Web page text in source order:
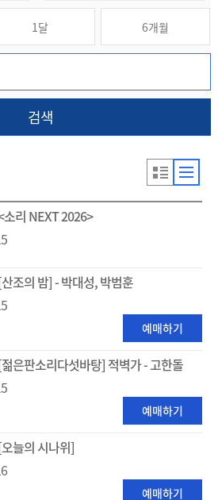
1달 6개월
검색
리 NEXT 2026>
조의 밤] - 박대성, 박범훈
예매하기
은판소리다섯바탕] 적벽가 - 고한돌
예매하기
늘의 시나위]
예매하기